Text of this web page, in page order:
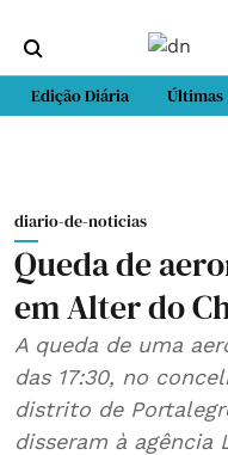
Edição Diária Últimas
diario-de-noticias
Queda de
em Alter do
A queda de uma
das 17:30, no concelho de
distrito de
disseram à agência Lusa fontes dos bombeiros